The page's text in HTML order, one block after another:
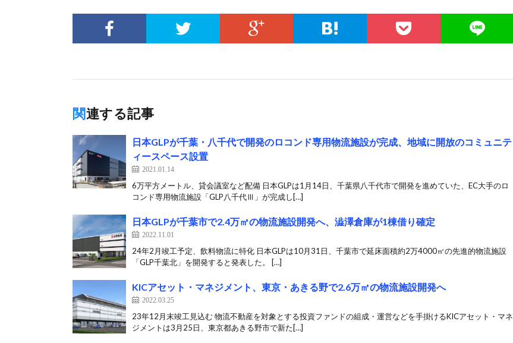
関連する記事
日本GLPが千葉・八千代で開発のロコンド専用物流施設が完成、地域に開放のコミュニテ
ィースペース設置
2021.01.14
6万平方メートル、貸会議室など配備 日本GLPは1月14日、千葉県八千代市で開発を進めていた、EC大手のロ
コンド専用物流施設「GLP八千代Ⅲ」が完成し[…]
日本GLPが千葉市で2.4万㎡の物流施設開発へ、澁澤倉庫が1棟借り確定
2022.11.01
24年2月竣工予定、飲料物流に特化 日本GLPは10月31日、千葉市で延床面積約2万4000㎡の先進的物流施設
「GLP千葉北」を開発すると発表した。 […]
KICアセット・マネジメント、東京・あきる野で2.6万㎡の物流施設開発へ
2022.03.25
23年12月末竣工見込む 物流不動産を対象とする投資ファンドの組成・運営などを手掛けるKICアセット・マネ
ジメントは3月25日、東京都あきる野市で新た[…]